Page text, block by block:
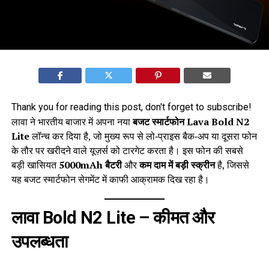
Thank you for reading this post, don't forget to subscribe!
लावा ने भारतीय बाजार में अपना नयाबजट स्मार्टफोन Lava Bold N2
Liteलॉन्च कर दिया है, जो मुख्य रूप से लो‑प्राइस बैक‑अप या दूसरा फोन
के तौर पर खरीदने वाले यूज़र्स को टारगेट करता है। इस फोन की सबसे
बड़ी खासियत5000mAh बैटरीऔरकम दाम में बड़ी स्क्रीनहै, जिससे
यह बजट स्मार्टफोन सेगमेंट में काफी आक्रामक दिख रहा है।
लावा Bold N2 Lite – कीमत और
उपलब्धता